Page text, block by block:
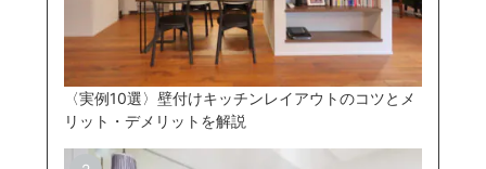
〈実例10選〉壁付けキッチンレイアウトのコツとメ
リット・デメリットを解説